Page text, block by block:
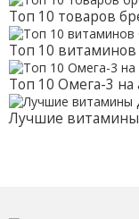
Топ 10 товаров
Топ 10
Топ 10 Омега-3 на
Лучшие